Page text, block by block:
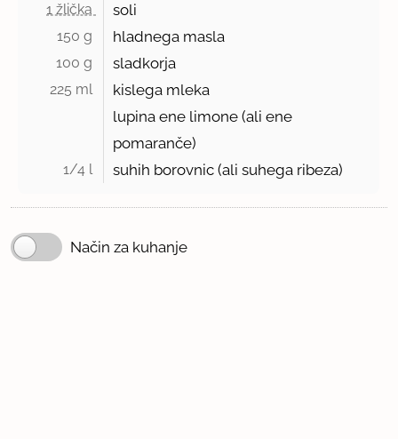
1 žlička soli
150 g hladnega masla
100 g sladkorja
225 ml
kislega mleka
lupina ene limone (ali ene
pomaranče)
1/4 l suhih borovnic (ali suhega ribeza)
Način za kuhanje